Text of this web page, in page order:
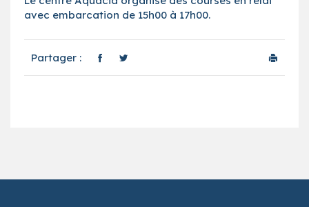
avec embarcation de 15h00 à 17h00.
Partager :